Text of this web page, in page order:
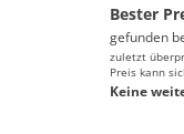
Bester
gefunden
zuletzt
Preis kann
Keine